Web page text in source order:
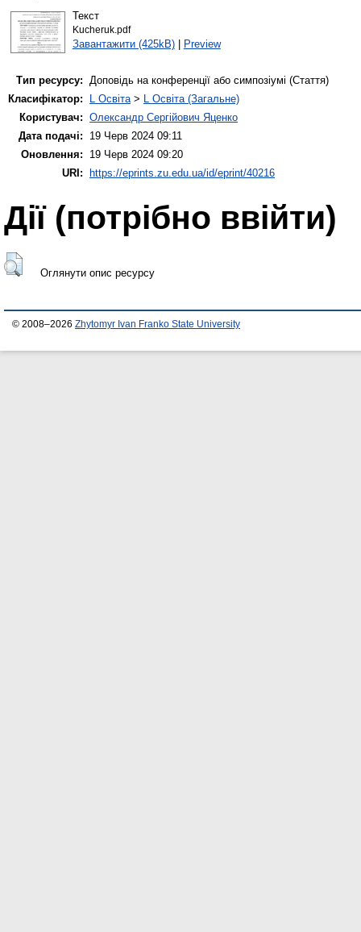
Текст
Kucheruk.pdf
Завантажити (425kB)| Preview
Тип ресурсу: Доповідь на конференції або симпозіумі (Стаття)
Класифікатор:
L Освіта> L Освіта (Загальне)
Користувач: Олександр Сергійович Яценко
Дата подачі:
19 Черв 2024 09:11
Оновлення:
19 Черв 2024 09:20
URI:
https://eprints.zu.edu.ua/id/eprint/40216
Дії ​​(потрібно ввійти)
Оглянути опис ресурсу
© 2008–2026 Zhytomyr Ivan Franko State University